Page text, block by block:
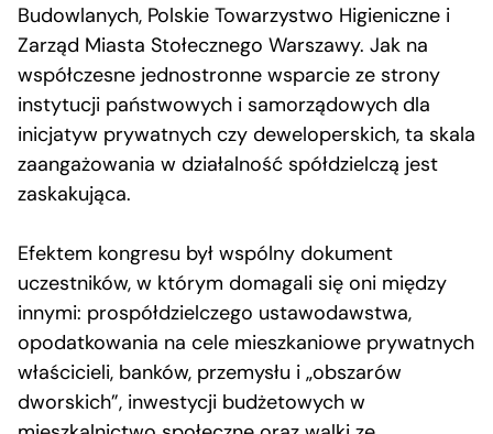
Budowlanych, Polskie Towarzystwo Higieniczne i
Zarząd Miasta Stołecznego Warszawy. Jak na
współczesne jednostronne wsparcie ze strony
instytucji państwowych i samorządowych dla
inicjatyw prywatnych czy deweloperskich, ta skala
zaangażowania w działalność spółdzielczą jest
zaskakująca.
Efektem kongresu był wspólny dokument
uczestników, w którym domagali się oni między
innymi: prospółdzielczego ustawodawstwa,
opodatkowania na cele mieszkaniowe prywatnych
właścicieli, banków, przemysłu i „obszarów
dworskich”, inwestycji budżetowych w